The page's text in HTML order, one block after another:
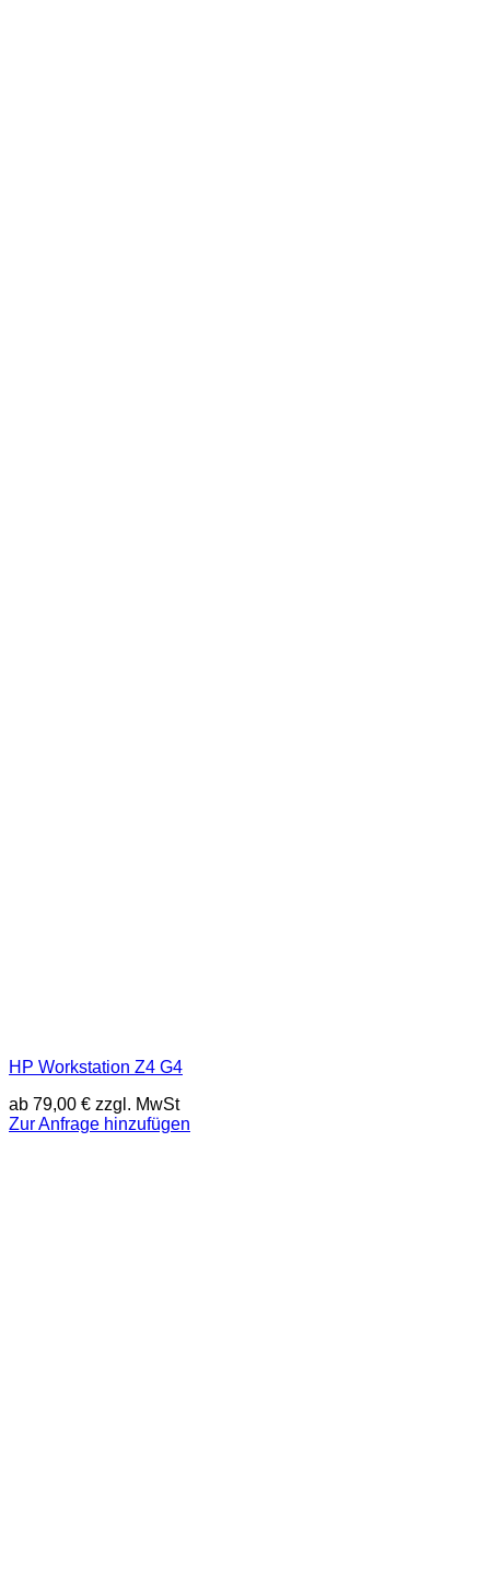
HP Workstation Z4 G4
ab 79,00 € zzgl. MwSt
Zur Anfrage hinzufügen